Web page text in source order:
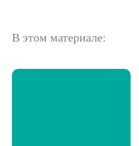
В этом материале: